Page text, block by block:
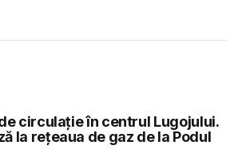
circulație în centrul Lugojului.
la rețeaua de gaz de la Podul